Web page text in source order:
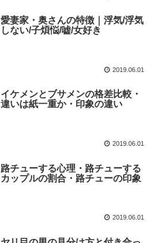
愛妻家・奥さんの特徴｜浮気/浮気
しない/子煩悩/嘘/女好き
2019.06.01
イケメンとブサメンの格差比較・
違いは紙一重か・印象の違い
2019.06.01
路チューする心理・路チューする
カップルの割合・路チューの印象
2019.06.01